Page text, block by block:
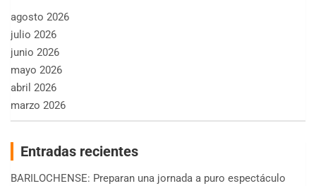
agosto 2026
julio 2026
junio 2026
mayo 2026
abril 2026
marzo 2026
Entradas recientes
BARILOCHENSE: Preparan una jornada a puro espectáculo